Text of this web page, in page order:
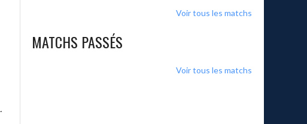
Voir tous les matchs
MATCHS PASSÉS
Voir tous les matchs